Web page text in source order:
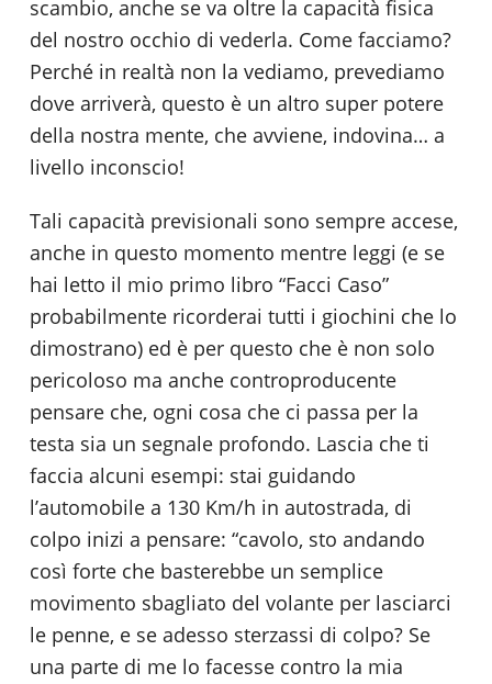
scambio, anche se va oltre la capacità fisica
del nostro occhio di vederla. Come facciamo?
Perché in realtà non la vediamo, prevediamo
dove arriverà, questo è un altro super potere
della nostra mente, che avviene, indovina… a
livello inconscio!
Tali capacità previsionali sono sempre accese,
anche in questo momento mentre leggi (e se
hai letto il mio primo libro “Facci Caso”
probabilmente ricorderai tutti i giochini che lo
dimostrano) ed è per questo che è non solo
pericoloso ma anche controproducente
pensare che, ogni cosa che ci passa per la
testa sia un segnale profondo. Lascia che ti
faccia alcuni esempi: stai guidando
l’automobile a 130 Km/h in autostrada, di
colpo inizi a pensare: “cavolo, sto andando
così forte che basterebbe un semplice
movimento sbagliato del volante per lasciarci
le penne, e se adesso sterzassi di colpo? Se
una parte di me lo facesse contro la mia